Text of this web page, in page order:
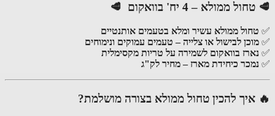
🥩 טחול ממולא – 4 יח' בוואקום 🥩
✅ טחול ממולא עשיר ומלא בטעמים אותנטיים
✅ מוכן לבישול או צלייה – טעמים עמוקים ונימוחים
✅ נארז בוואקום לשמירה על טריות מקסימלית
✅ נמכר כיחידת מארז – מחיר לק"ג
🔥 איך להכין טחול ממולא בצורה מושלמת?